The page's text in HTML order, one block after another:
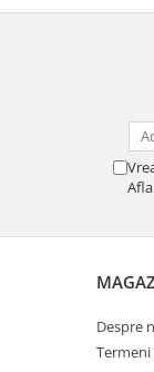
Despre